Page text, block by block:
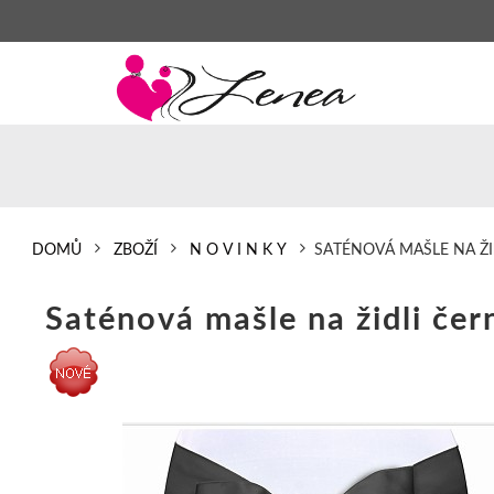
DOMŮ ZBOŽÍ N O V I N K Y SATÉNOVÁ MAŠLE NA
Saténová mašle na židli